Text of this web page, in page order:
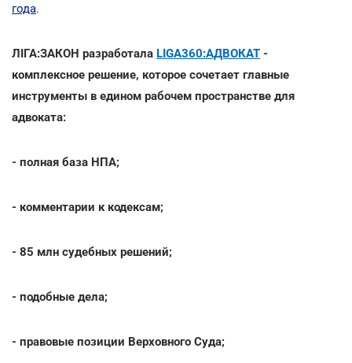
года.
ЛІГА:ЗАКОН разработала LIGA360:АДВОКАТ -
комплексное решение, которое сочетает главные
инструменты в едином рабочем пространстве для
адвоката:
- полная база НПА;
- комментарии к кодексам;
- 85 млн судебных решений;
- подобные дела;
- правовые позиции Верховного Суда;